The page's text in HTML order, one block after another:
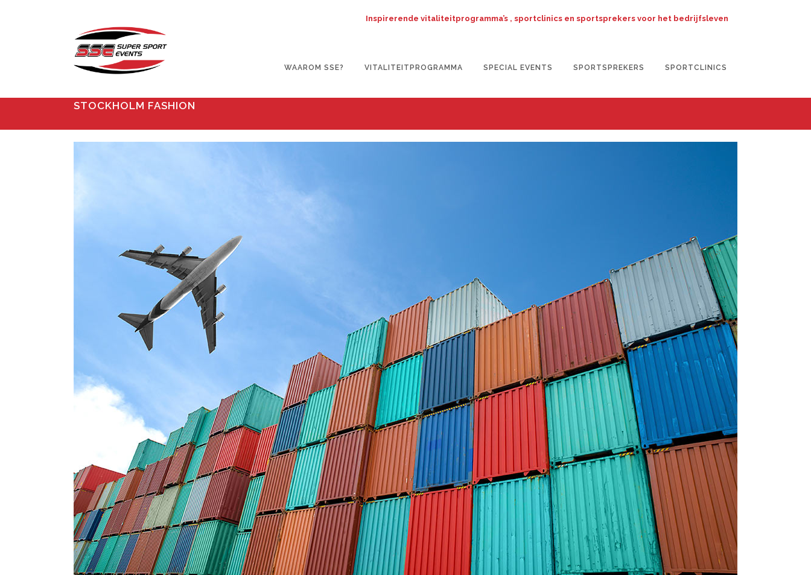
Inspirerende vitaliteitprogramma’s , sportclinics en sportsprekers voor het bedrijfsleven
WAAROM SSE? VITALITEITPROGRAMMA SPECIAL EVENTS SPORTSPREKERS SPORTCLINICS
STOCKHOLM FASHION